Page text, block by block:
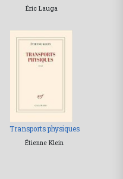
Éric Lauga
Transports physiques
Étienne Klein